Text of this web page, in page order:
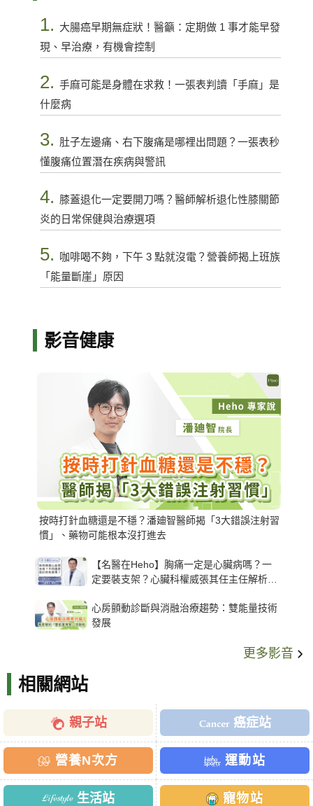
1. 大腸癌早期無症狀！醫籲：定期做 1 事才能早發
現、早治療，有機會控制
2. 手麻可能是身體在求救！一張表判讀「手麻」是
什麼病
3. 肚子左邊痛、右下腹痛是哪裡出問題？一張表秒
懂腹痛位置潛在疾病與警訊
4. 膝蓋退化一定要開刀嗎？醫師解析退化性膝關節
炎的日常保健與治療選項
5.
咖啡喝不夠，下午 3 點就沒電？營養師揭上班族
「能量斷崖」原因
影音健康
按時打針血糖還是不穩？潘廸智醫師揭「3大錯誤注射習
慣」、藥物可能根本沒打進去
【名醫在Heho】胸痛一定是心臟病嗎？一
定要裝支架？心臟科權威張其任主任解析支
心房顫動診斷與消融治療趨勢：雙能量技術
發展
更多影音
相關網站
親子站 癌症站
營養N次方 運動站
生活站 寵物站